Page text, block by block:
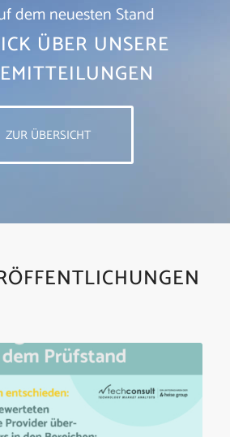
dem neuesten Stand
ÜBER UNSERE
ZUR ÜBERSICHT